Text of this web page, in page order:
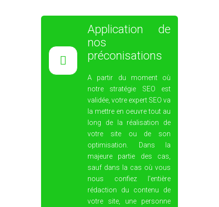
optimisation. Dans la
majeure partie des cas,
sauf dans la cas où vous
nous confiez l'entière
votre site, une personne
dédiée au sein de votre
entreprise sera formée aux
techniques de rédaction
SEO. Celle-ci sera chargée
de produire un contenu
optimisé et qui aura pour
objectif
d'alimenter régulièrement
votre site Internet avec
du contenu de qualité.